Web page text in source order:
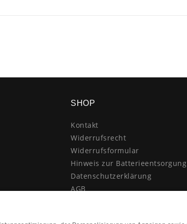
SHOP
Kontakt
Widerrufsrecht
Widerrufsformular
Hinweis zur Batterieentsorgung
Datenschutzerklärung
AGB